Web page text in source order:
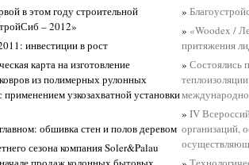
в этом году строительной
– 2012»
инвестиции в рост
карта на изготовление
из полимерных рулонных
применением узкозахватной установки
обшивка стен и полов деревом
сезона компания Soler&Palau
»
» «Woodex /
притяжения
»Состоялись
»IV
организаций,